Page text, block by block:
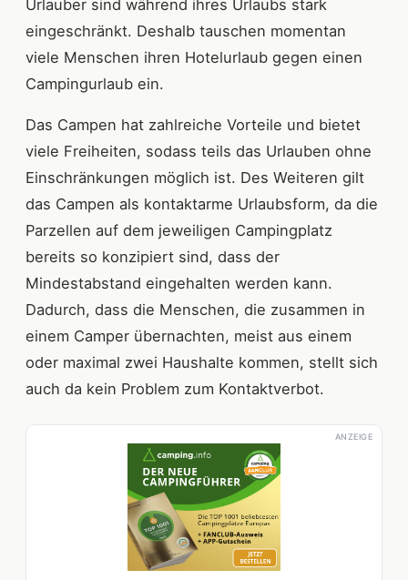
Urlauber sind während ihres Urlaubs stark
eingeschränkt. Deshalb tauschen momentan
viele Menschen ihren Hotelurlaub gegen einen
Campingurlaub ein.
Das Campen hat zahlreiche Vorteile und bietet
viele Freiheiten, sodass teils das Urlauben ohne
Einschränkungen möglich ist. Des Weiteren gilt
das Campen als kontaktarme Urlaubsform, da die
Parzellen auf dem jeweiligen Campingplatz
bereits so konzipiert sind, dass der
Mindestabstand eingehalten werden kann.
Dadurch, dass die Menschen, die zusammen in
einem Camper übernachten, meist aus einem
oder maximal zwei Haushalte kommen, stellt sich
auch da kein Problem zum Kontaktverbot.
ANZEIGE